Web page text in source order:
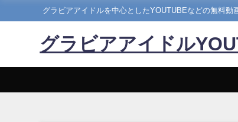
グラビアアイドルを中心としたYOUTUBEなどの無料動
グラビアアイドル